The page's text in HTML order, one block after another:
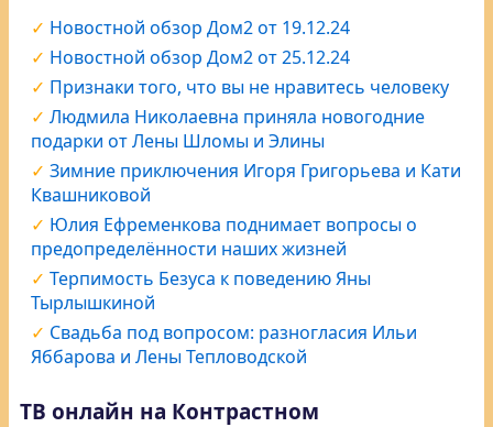
Новостной обзор Дом2 от 19.12.24
Новостной обзор Дом2 от 25.12.24
Признаки того, что вы не нравитесь человеку
Людмила Николаевна приняла новогодние
подарки от Лены Шломы и Элины
Зимние приключения Игоря Григорьева и Кати
Квашниковой
Юлия Ефременкова поднимает вопросы о
предопределённости наших жизней
Терпимость Безуса к поведению Яны
Тырлышкиной
Свадьба под вопросом: разногласия Ильи
Яббарова и Лены Тепловодской
ТВ онлайн на Контрастном